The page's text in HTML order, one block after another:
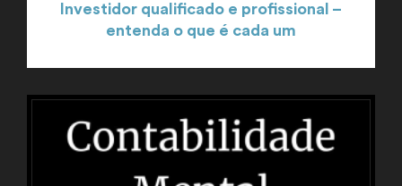
Investidor qualificado e profissional –
entenda o que é cada um